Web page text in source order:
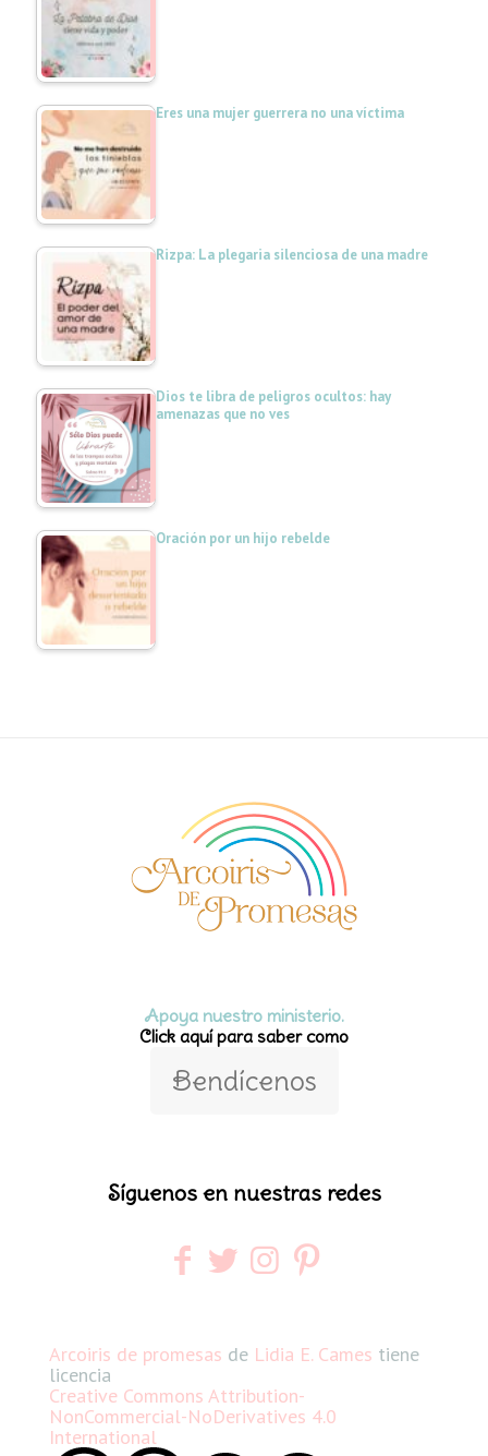
Eres una mujer guerrera no una víctima
Rizpa: La plegaria silenciosa de una madre
Dios te libra de peligros ocultos: hay
amenazas que no ves
Oración por un hijo rebelde
Apoya nuestro ministerio.
Click aquí para saber como
Bendícenos
Síguenos en nuestras redes
Arcoiris de promesas de Lidia E. Cames tiene
licencia
Creative Commons Attribution-
NonCommercial-NoDerivatives 4.0
International